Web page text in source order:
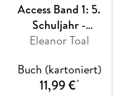
Access Band 1: 5.
Schuljahr -
Workbook
Eleanor Toal
Buch (kartoniert)
11,99 €*